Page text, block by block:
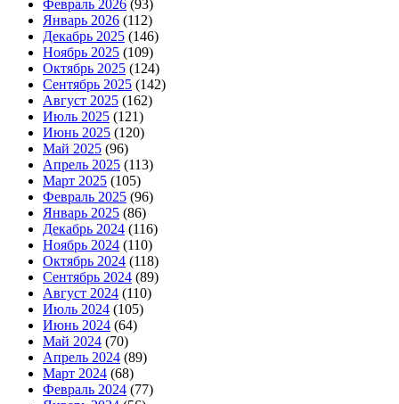
Февраль 2026 (93)
Январь 2026 (112)
Декабрь 2025 (146)
Ноябрь 2025 (109)
Октябрь 2025 (124)
Сентябрь 2025 (142)
Август 2025 (162)
Июль 2025 (121)
Июнь 2025 (120)
Май 2025 (96)
Апрель 2025 (113)
Март 2025 (105)
Февраль 2025 (96)
Январь 2025 (86)
Декабрь 2024 (116)
Ноябрь 2024 (110)
Октябрь 2024 (118)
Сентябрь 2024 (89)
Август 2024 (110)
Июль 2024 (105)
Июнь 2024 (64)
Май 2024 (70)
Апрель 2024 (89)
Март 2024 (68)
Февраль 2024 (77)